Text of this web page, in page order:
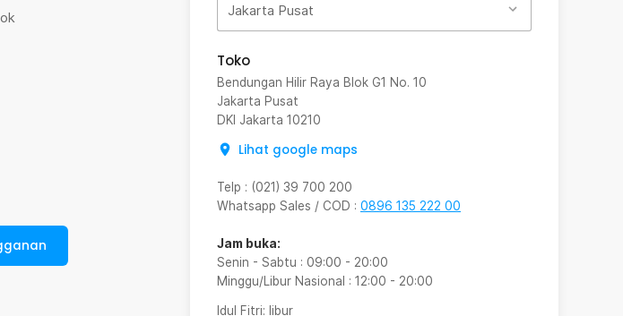
Jakarta Pusat
Toko
Bendungan Hilir Raya Blok G1 No. 10
Jakarta Pusat
DKI Jakarta 10210
Lihat google maps
Telp : (021) 39 700 200
Whatsapp Sales / COD : 0896 135 222 00
Jam buka:
Senin - Sabtu : 09:00 - 20:00
Minggu/Libur Nasional : 12:00 - 20:00
Idul Fitri: libur